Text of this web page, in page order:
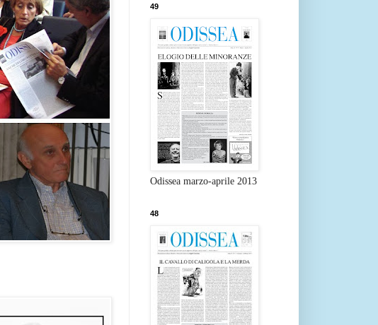
49
Odissea marzo-aprile 2013
48